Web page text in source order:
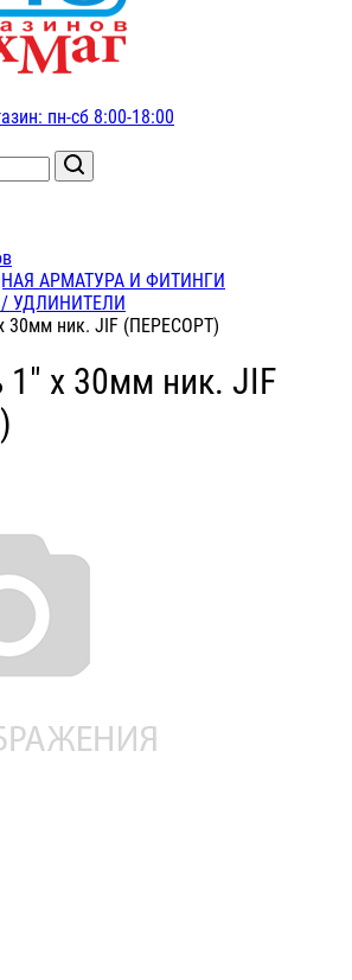
пн-сб 8:00-18:00
АРМАТУРА И ФИТИНГИ
УДЛИНИТЕЛИ
30мм ник. JIF (ПЕРЕСОРТ)
1" х 30мм ник. JIF